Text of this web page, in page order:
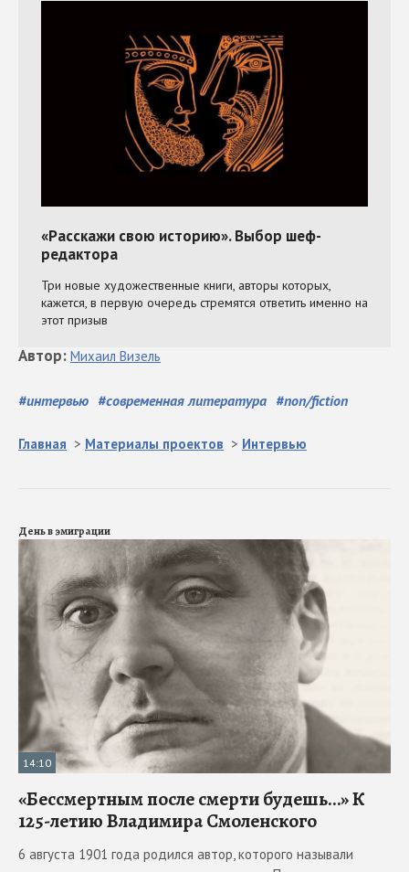
#интервью #современная литература #non/fiction
Автор: Михаил Визель
Главная > Материалы проектов > Интервью
День в эмиграции
14:10
«Бессмертным после смерти будешь…» К
125-летию Владимира Смоленского
6 августа 1901 года родился автор, которого называли